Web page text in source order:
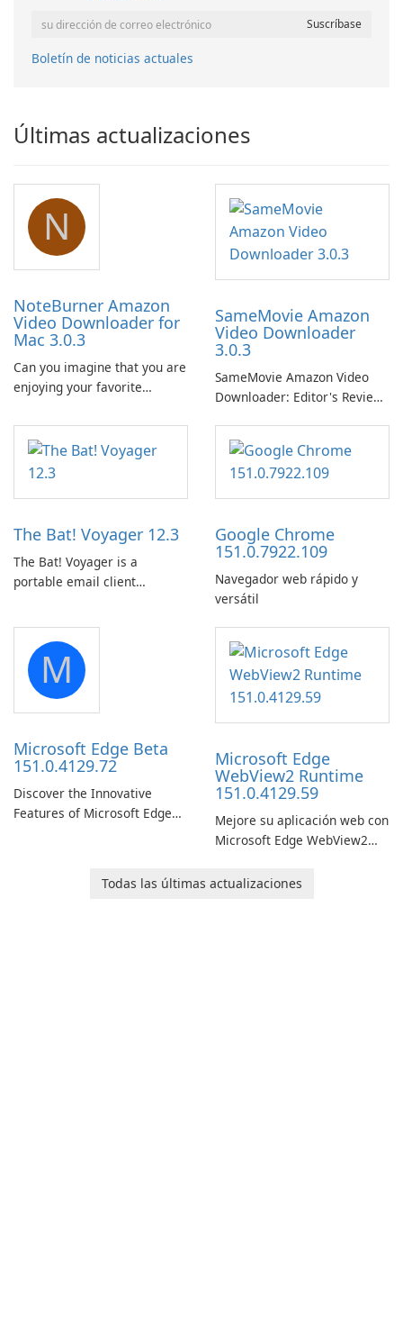
Boletín de noticias actuales
Últimas actualizaciones
N
NoteBurner Amazon
Video Downloader for
Mac 3.0.3
Can you imagine that you are
enjoying your favorite
lying on the beach, camping
in the woods or even during
your long commute to work
SameMovie Amazon
Video Downloader
3.0.3
SameMovie Amazon Video
Downloader: Editor's Review
Downloader is a desktop
utility for saving Amazon
Prime Video titles and other
Amazon web-player content
The Bat! Voyager 12.3
The Bat! Voyager is a
portable email client
portable media on any
computer running Microsoft
Windows.
Google Chrome
151.0.7922.109
Navegador web rápido y
versátil
M
Microsoft Edge Beta
151.0.4129.72
Discover the Innovative
Features of Microsoft Edge
Corporation, is shaping the
Microsoft Edge
WebView2 Runtime
151.0.4129.59
Mejore su aplicación web con
Microsoft Edge WebView2
Todas las últimas actualizaciones